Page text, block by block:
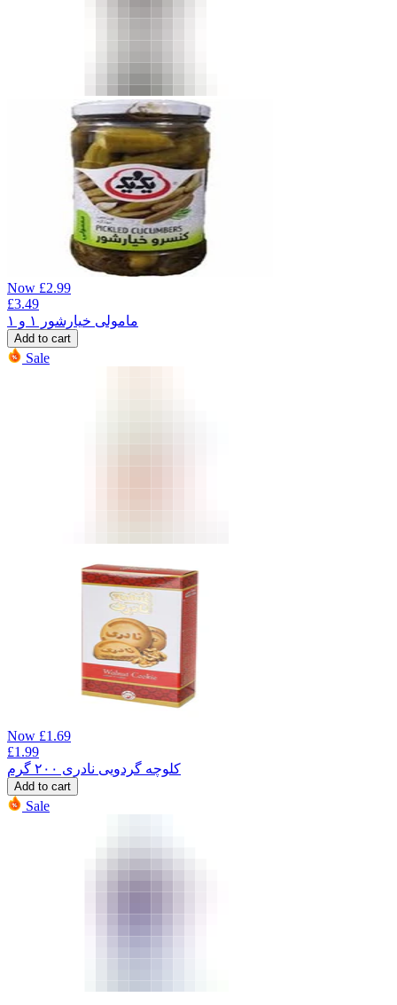
Now £2.99
£3.49
مامولی خیارشور ۱ و ۱
Add to cart
Sale
Now £1.69
£1.99
کلوچه گردویی نادری ۲۰۰ گرم
Add to cart
Sale